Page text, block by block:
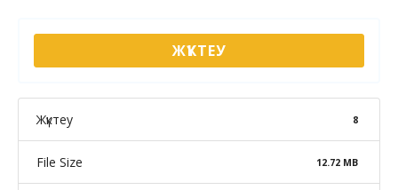
ЖҮКТЕУ
Жүктеу 8
File Size 12.72 MB